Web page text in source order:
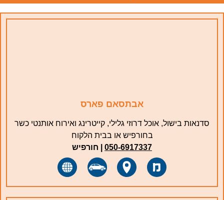
אבתסאם פארס
סדנאות בישול, אוכל דרוזי גלילי, קייטרינג ואירוח אותנטי כשר
בחורפיש או בבית הלקוח
050-6917337
חורפיש